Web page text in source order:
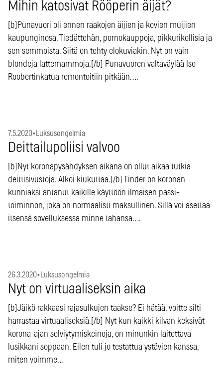
Mihin katosivat Rööperin äijät?
[b]Punavuori oli ennen raakojen äijien ja kovien muijien
kaupunginosa. Tiedättehän, pornokauppoja, pikkurikollisia ja
sen semmoista. Siitä on tehty elokuviakin. Nyt on vain
blondeja lattemammoja.[/b] Punavuoren valtaväylää Iso
Roobertinkatua remontoitiin pitkään….
7.5.2020• Luksusongelmia
Deittailupoliisi valvoo
[b]Nyt koronapysähdyksen aikana on ollut aikaa tutkia
deittisivustoja. Alkoi kiukuttaa.[/b] Tinder on koronan
kunniaksi antanut kaikille käyttöön ilmaisen passi-
toiminnon, joka on normaalisti maksullinen. Sillä voi asettaa
itsensä sovelluksessa minne tahansa….
26.3.2020• Luksusongelmia
Nyt on virtuaaliseksin aika
[b]Jäikö rakkaasi rajasulkujen taakse? Ei hätää, voitte silti
harrastaa virtuaaliseksiä.[/b] Nyt kun kaikki kilvan keksivät
korona-ajan selviytymiskeinoja, on minunkin laitettava
lusikkani soppaan. Eilen tuli jo testattua ystävien kanssa,
miten voimme…